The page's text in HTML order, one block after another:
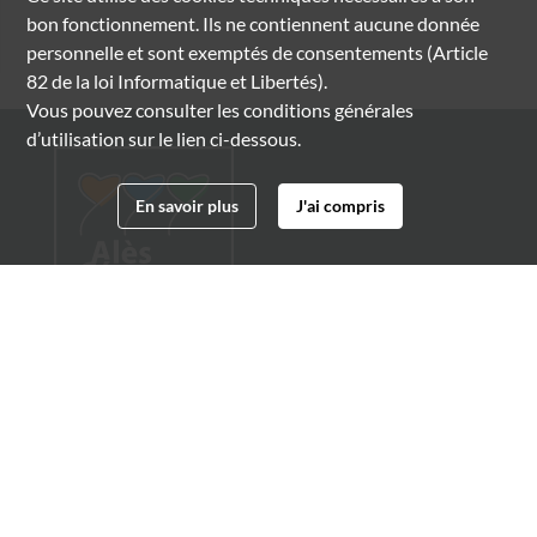
bon fonctionnement. Ils ne contiennent aucune donnée
personnelle et sont exemptés de consentements (Article
82 de la loi Informatique et Libertés).
Vous pouvez consulter les conditions générales
d’utilisation sur le lien ci-dessous.
En savoir plus J'ai compris